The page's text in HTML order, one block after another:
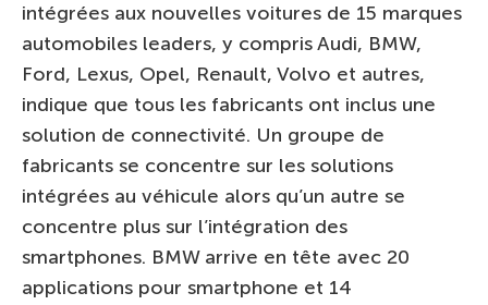
intégrées aux nouvelles voitures de 15 marques
automobiles leaders, y compris Audi, BMW,
Ford, Lexus, Opel, Renault, Volvo et autres,
indique que tous les fabricants ont inclus une
solution de connectivité. Un groupe de
fabricants se concentre sur les solutions
intégrées au véhicule alors qu’un autre se
concentre plus sur l’intégration des
smartphones. BMW arrive en tête avec 20
applications pour smartphone et 14